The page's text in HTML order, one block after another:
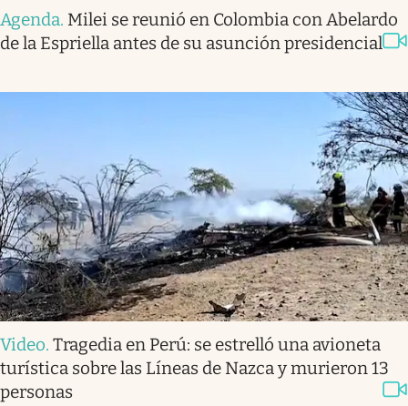
Agenda. Milei se reunió en Colombia con Abelardo
de la Espriella antes de su asunción presidencial
Video. Tragedia en Perú: se estrelló una avioneta
turística sobre las Líneas de Nazca y murieron 13
personas